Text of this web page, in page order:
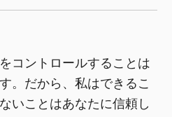
コントロールすることは
。だから、私はできるこ
いことはあなたに信頼し